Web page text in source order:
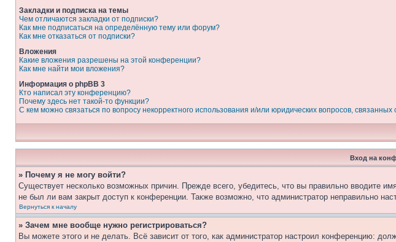
Закладки и подписка на темы
Чем отличаются закладки от подписки?
Как мне подписаться на определённую тему или форум?
Как мне отказаться от подписки?
Вложения
Какие вложения разрешены на этой конференции?
Как мне найти мои вложения?
Информация о phpBB 3
Кто написал эту конференцию?
Почему здесь нет такой-то функции?
С кем можно связаться по вопросу некорректного использования и/или юридических вопросов,
Вход на
» Почему я не могу войти?
Существует несколько возможных причин. Прежде всего, убедитесь, что вы правильно вводите
не был ли вам закрыт доступ к конференции. Также возможно, что администратор неправильно
Вернуться к началу
» Зачем мне вообще нужно регистрироваться?
Вы можете этого и не делать. Всё зависит от того, как администратор настроил конференцию: